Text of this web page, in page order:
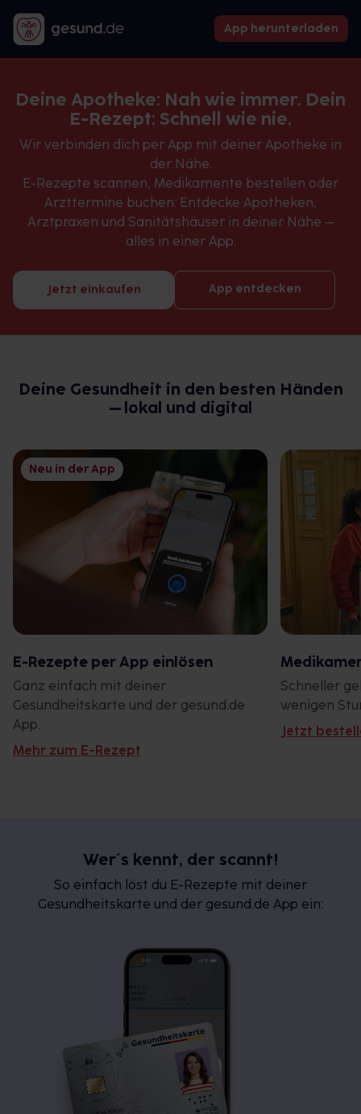
App herunterladen
Deine Apotheke: Nah wie immer. Dein
E-Rezept: Schnell wie nie.
Wir verbinden dich per App mit deiner Apotheke in
der Nähe.
E-Rezepte scannen, Medikamente bestellen oder
Arzttermine buchen: Entdecke Apotheken,
Arztpraxen und Sanitätshäuser in deiner Nähe –
alles in einer App.
Jetzt einkaufen App entdecken
Deine Gesundheit in den besten Händen
– lokal und digital
Neu in der App
E-Rezepte per App einlösen
Ganz einfach mit deiner
Gesundheitskarte und der gesund.de
App.
Mehr zum E-Rezept
Schneller
wenigen
Jetzt
Wer´s kennt, der scannt!
So einfach löst du E-Rezepte mit deiner
Gesundheitskarte und der gesund.de App ein: